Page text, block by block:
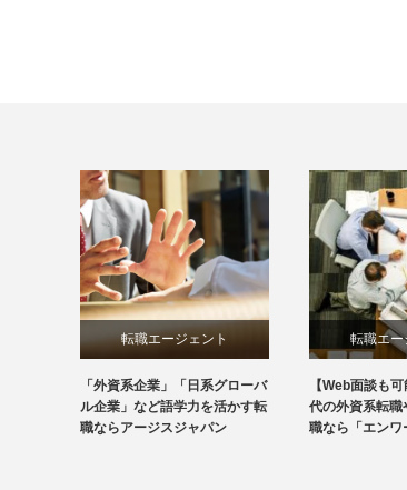
転職エージェント
「外資系企業」「日系グローバ
ル企業」など語学力を活かす転
職ならアージスジャパン
転職エー
【Web面談も
代の外資系転職
職なら「エンワ